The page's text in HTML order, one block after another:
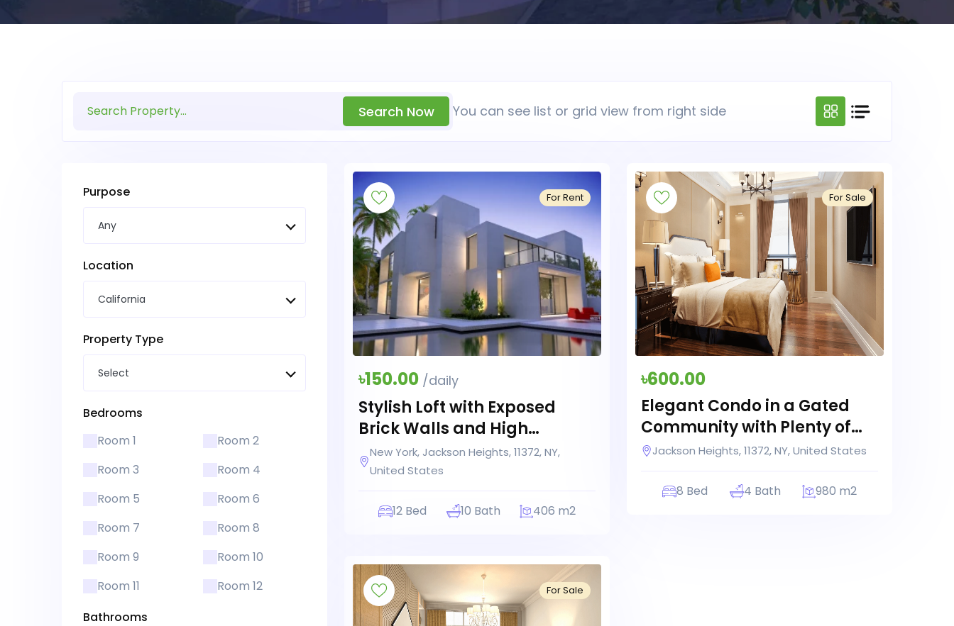
Search Now You can see list or grid view from right side
Purpose
Any
Location
California
Property Type
Select
Bedrooms
Room 1
Room 2
Room 3
Room 4
Room 5
Room 6
Room 7
Room 8
Room 9
Room 10
Room 11
Room 12
Bathrooms
For Rent
৳150.00 /daily
Stylish Loft with Exposed
Brick Walls and High
Ceilings
New York, Jackson Heights, 11372, NY,
United States
12 Bed 10 Bath 406 m2
For Sale
৳600.00
Elegant Condo in a Gated
Community with Plenty of
Amenities
Jackson Heights, 11372, NY, United States
8 Bed 4 Bath 980 m2
For Sale